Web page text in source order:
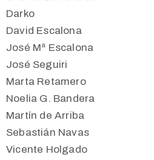
Darko
David Escalona
José Mª Escalona
José Seguiri
Marta Retamero
Noelia G. Bandera
Martín de Arriba
Sebastián Navas
Vicente Holgado